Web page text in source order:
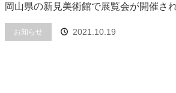
岡山県の新見美術館で展覧会が開催され
お知らせ 2021.10.19